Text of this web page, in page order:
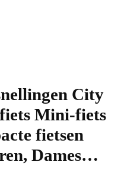
City
Mini-fiets
fietsen
Dames…